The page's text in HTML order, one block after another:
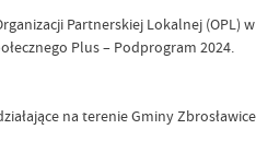
Partnerskiej Lokalnej
Plus – Podprogram 2024.
na terenie Gminy